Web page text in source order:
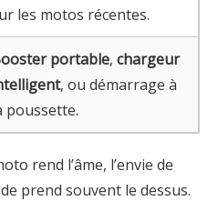
les motos récentes.
portable, chargeur
, ou démarrage à
poussette.
rend l’âme, l’envie de
prend souvent le dessus.